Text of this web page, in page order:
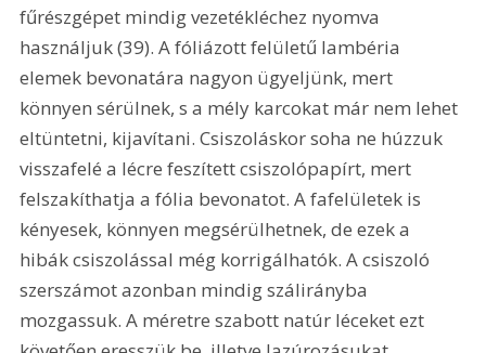
fűrészgépet mindig vezetékléchez nyomva
használjuk (39). A fóliázott felületű lambéria
elemek bevonatára nagyon ügyeljünk, mert
könnyen sérülnek, s a mély karcokat már nem lehet
eltüntetni, kijavítani. Csiszoláskor soha ne húzzuk
visszafelé a lécre feszített csiszolópapírt, mert
felszakíthatja a fólia bevonatot. A fafelületek is
kényesek, könnyen megsérülhetnek, de ezek a
hibák csiszolással még korrigálhatók. A csiszoló
szerszámot azonban mindig szálirányba
mozgassuk. A méretre szabott natúr léceket ezt